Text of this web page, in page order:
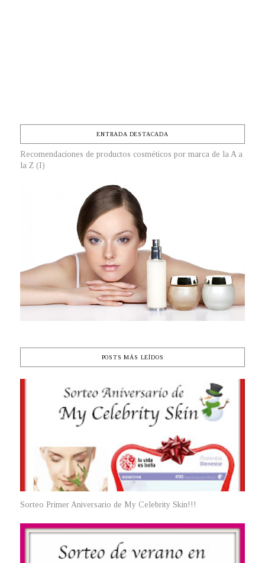
ENTRADA DESTACADA
Recomendaciones de productos cosméticos por marca de la A a
la Z (I)
POSTS MÁS LEÍDOS
Sorteo Primer Aniversario de My Celebrity Skin!!!